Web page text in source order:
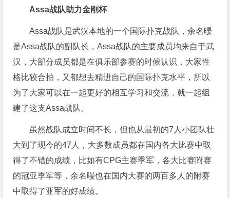
Assa战队助力金刚杯
Assa战队是武汉本地的一个国际扑克战队，余名暥
是Assa战队的副队长，Assa战队的主要成员均来自于武
汉，大部分成员都是在俱乐部参赛的时候认识，大家性
格比较合拍，又都想去精进自己的国际扑克水平，所以
为了大家可以在一起更好的相互学习和交流，就一起组
建了这支Assa战队。
虽然战队成立时间不长，但也从最初的7人小团队壮
大到了现今的47人，大多数成员都在国内各大比赛中取
得了不错的成绩，比如有CPG主赛季军，各大比赛附赛
的冠亚季军等，余名暥也在国内大赛的两百多人的附赛
中取得了亚军的好成绩。